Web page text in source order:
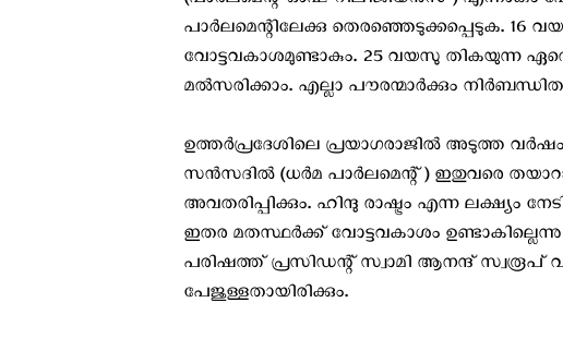
പാർലമെന്റിലേക്കു തെരഞ്ഞെടുക്കപ്പെടുക. 16
വോട്ടവകാശമുണ്ടാകും. 25 വയസു തികയുന്ന
മൽസരിക്കാം. എല്ലാ പൗരന്മാർക്കും
ഉത്തർപ്രദേശിലെ പ്രയാഗരാജിൽ അടുത്ത
സൻസദിൽ (ധർമ പാർലമെന്റ്) ഇതുവരെ
അവതരിപ്പിക്കും. ഹിന്ദു രാഷ്ട്രം എന്ന ലക്ഷ്യം
ഇതര മതസ്ഥർക്ക് വോട്ടവകാശം
പരിഷത്ത് പ്രസിഡന്റ് സ്വാമി ആനന്ദ് സ്വരൂപ്
പേജുള്ളതായിരിക്കും.